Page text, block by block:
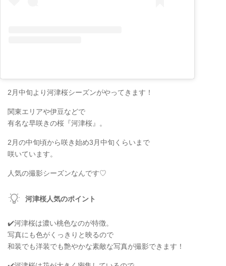
2月中旬より河津桜シーズンがやってきます！
関東エリアや伊豆などで
有名な早咲きの桜『河津桜』。
2月の中旬頃から咲き始め3月中旬くらいまで
咲いています。
人気の撮影シーズンなんです♡
河津桜人気のポイント
✔️河津桜は濃い桃色なのが特徴。
写真にも色がくっきりと映るので
和装でも洋装でも艶やかな素敵な写真が撮影できます！